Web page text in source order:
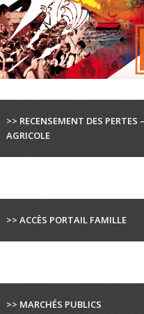
>> RECENSEMENT DES PERTES
AGRICOLE
>> ACCÈS PORTAIL FAMILLE
>> MARCHÉS PUBLICS